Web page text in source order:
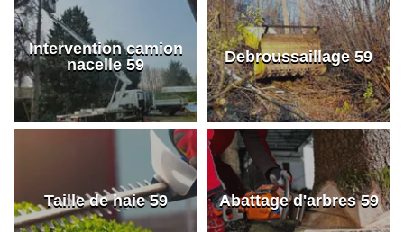
Intervention camion
nacelle 59
Debroussaillage 59
Taille de haie 59 Abattage d'arbres 59